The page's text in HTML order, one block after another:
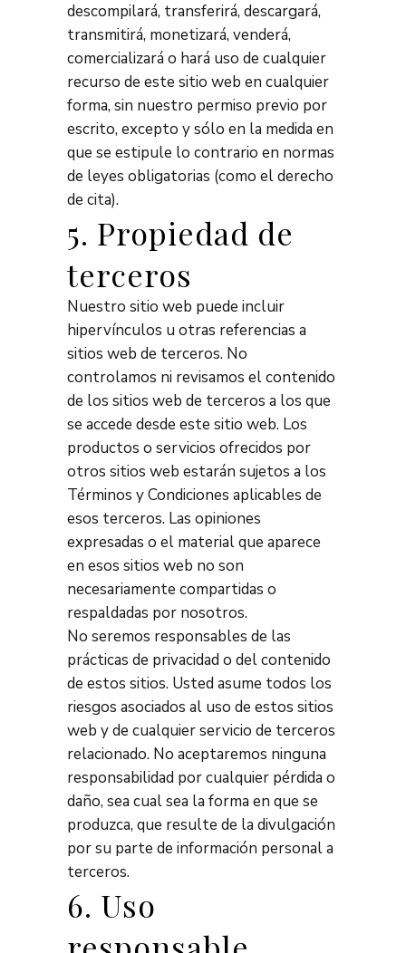
descompilará, transferirá, descargará,
transmitirá, monetizará, venderá,
comercializará o hará uso de cualquier
recurso de este sitio web en cualquier
forma, sin nuestro permiso previo por
escrito, excepto y sólo en la medida en
que se estipule lo contrario en normas
de leyes obligatorias (como el derecho
de cita).
5. Propiedad de
terceros
Nuestro sitio web puede incluir
hipervínculos u otras referencias a
sitios web de terceros. No
controlamos ni revisamos el contenido
de los sitios web de terceros a los que
se accede desde este sitio web. Los
productos o servicios ofrecidos por
otros sitios web estarán sujetos a los
Términos y Condiciones aplicables de
esos terceros. Las opiniones
expresadas o el material que aparece
en esos sitios web no son
necesariamente compartidas o
respaldadas por nosotros.
No seremos responsables de las
prácticas de privacidad o del contenido
de estos sitios. Usted asume todos los
riesgos asociados al uso de estos sitios
web y de cualquier servicio de terceros
relacionado. No aceptaremos ninguna
responsabilidad por cualquier pérdida o
daño, sea cual sea la forma en que se
produzca, que resulte de la divulgación
por su parte de información personal a
terceros.
6. Uso